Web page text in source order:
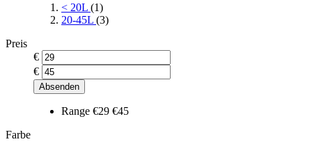
< 20L (1)
20-45L (3)
Preis
€
€
Absenden
Range €29 €45
Farbe